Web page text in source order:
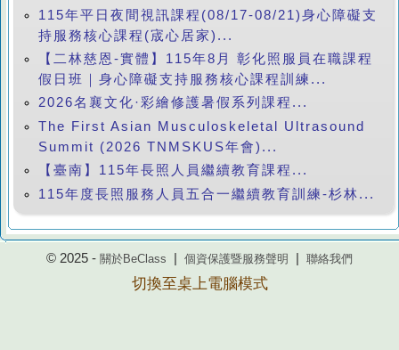
115年平日夜間視訊課程(08/17-08/21)身心障礙支
持服務核心課程(宬心居家)...
【二林慈恩-實體】115年8月 彰化照服員在職課程
假日班｜身心障礙支持服務核心課程訓練...
2026名襄文化·彩繪修護暑假系列課程...
The First Asian Musculoskeletal Ultrasound
Summit (2026 TNMSKUS年會)...
【臺南】115年長照人員繼續教育課程...
115年度長照服務人員五合一繼續教育訓練-杉林...
© 2025 - 關於BeClass 個資保護暨服務聲明 聯絡我們
切換至桌上電腦模式